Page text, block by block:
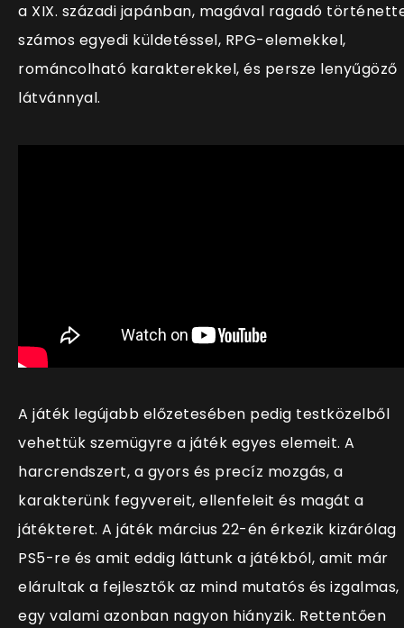
a XIX. századi japánban, magával ragadó
számos egyedi küldetéssel, RPG-elemekkel,
románcolható karakterekkel, és persze lenyűgöző
látvánnyal.
A játék legújabb előzetesében pedig testközelből
vehettük szemügyre a játék egyes elemeit. A
harcrendszert, a gyors és precíz mozgás, a
karakterünk fegyvereit, ellenfeleit és magát a
játékteret. A játék március 22-én érkezik kizárólag
PS5-re és amit eddig láttunk a játékból, amit már
elárultak a fejlesztők az mind mutatós és izgalmas,
egy valami azonban nagyon hiányzik. Rettentően